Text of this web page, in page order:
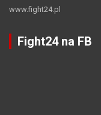
www.fight24.pl
Fight24 na FB